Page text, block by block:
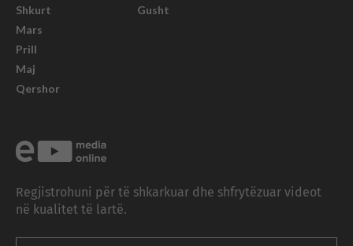
Shkurt
Mars
Prill
Maj
Qershor
Gusht
Regjistrohuni për të shkarkuar dhe shfrytëzuar videot
në kualitet të lartë.